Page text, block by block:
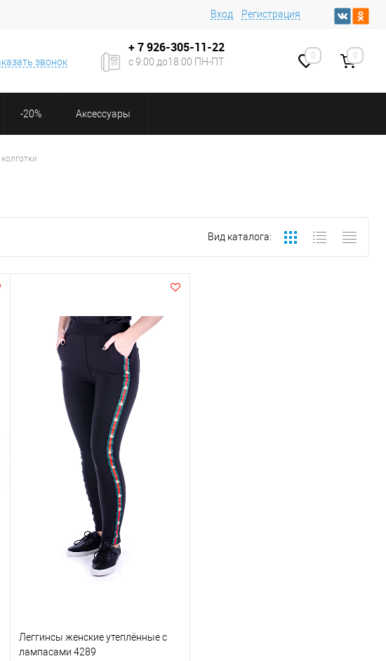
Вход Регистрация
звонок
+ 7926-305-11-22
с 9:00 до18:00 ПН-ПТ
0 0
-20% Аксессуары
Вид каталога:
Леггинсы женские утеплённые с
лампасами 4289